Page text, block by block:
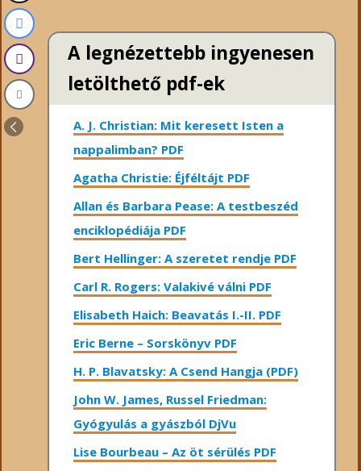
A legnézettebb ingyenesen
letölthető pdf-ek
A. J. Christian: Mit keresett Isten a
nappalimban? PDF
Agatha Christie: Éjféltájt PDF
Allan és Barbara Pease: A testbeszéd
enciklopédiája PDF
Bert Hellinger: A ​szeretet rendje PDF
Carl R. Rogers: Valakivé válni PDF
Elisabeth Haich: Beavatás I.-II. PDF
Eric Berne – Sorskönyv PDF
H. P. Blavatsky: A Csend Hangja (PDF)
John W. James, Russel Friedman:
Gyógyulás a gyászból DjVu
Lise Bourbeau – Az öt sérülés PDF